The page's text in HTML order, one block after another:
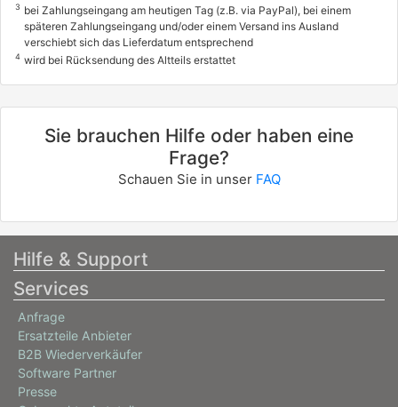
3 bei Zahlungseingang am heutigen Tag (z.B. via PayPal), bei einem
späteren Zahlungseingang und/oder einem Versand ins Ausland
verschiebt sich das Lieferdatum entsprechend
4 wird bei Rücksendung des Altteils erstattet
Sie brauchen Hilfe oder haben eine
Frage?
Schauen Sie in unser FAQ
Hilfe & Support
Services
Anfrage
Ersatzteile Anbieter
B2B Wiederverkäufer
Software Partner
Presse